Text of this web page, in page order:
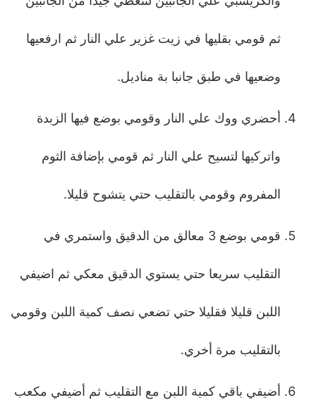
ثم قومي بقليها في زيت غزير علي النار ثم ارفعيها
وضعيها في طبق جانبا بة مناديل.
أحضري ووك علي النار وقومي بوضع فيها الزبدة
واتركيها لتسيح علي النار ثم قومي بإضافة الثوم
المفروم وقومي بالتقليب حتي يتشوح قليلا.
قومي بوضع 3 معالق من الدقيق واستمري في
التقليب سريعا حتي يستوي الدقيق معكي ثم اضيفي
اللبن قليلا فقليلا حتي تضعي نصف كمية اللبن وقومي
بالتقليب مرة أخري.
أضيفي باقي كمية اللبن مع التقليب ثم أضيفي مكعب